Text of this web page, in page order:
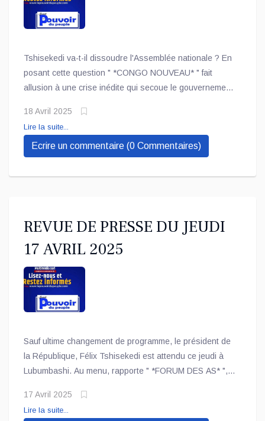
Tshisekedi va-t-il dissoudre l'Assemblée nationale ? En
posant cette question " *CONGO NOUVEAU* " fait
allusion à une crise inédite qui secoue le gouvernement
18 Avril 2025
Lire la suite...
Ecrire un commentaire (0 Commentaires)
REVUE DE PRESSE DU JEUDI
17 AVRIL 2025
Sauf ultime changement de programme, le président de
la République, Félix Tshisekedi est attendu ce jeudi à
Lubumbashi. Au menu, rapporte " *FORUM DES AS* ",
Béton dans le cadre du corridor sud, entre la RDC et la
SADC.
17 Avril 2025
Lire la suite...